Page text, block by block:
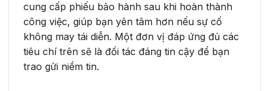
cung cấp phiếu bảo hành sau khi hoàn thành
công việc, giúp bạn yên tâm hơn nếu sự cố
không may tái diễn. Một đơn vị đáp ứng đủ các
tiêu chí trên sẽ là đối tác đáng tin cậy để bạn
trao gửi niềm tin.